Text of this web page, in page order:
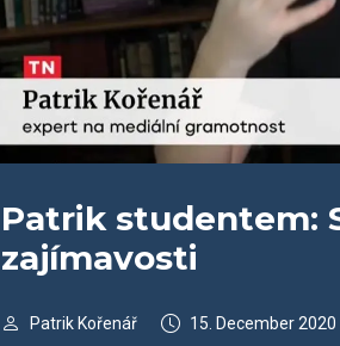
Patrik studentem:
zajímavosti
Patrik Kořenář 15. December 2020